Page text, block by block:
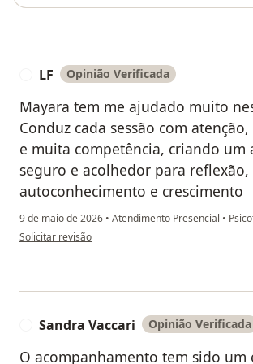
LF Opinião Verificada
Mayara tem me ajudado muito
Conduz cada sessão com
e muita competência, criando um
seguro e acolhedor para reflexão,
autoconhecimento e crescimento
9 de maio de 2026 • Atendimento Presencial •
na opinião do utilizador LF
Solicitar revisão
Sandra Vaccari Opinião Verificada
O acompanhamento tem sido um